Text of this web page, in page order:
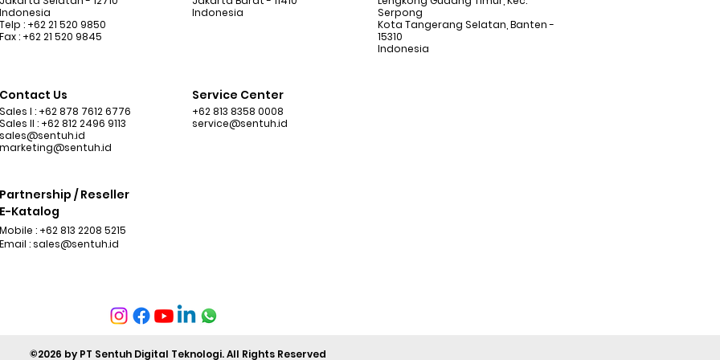
Indonesia
Telp : +62 21 520 9850
Fax : +62 21 520 9845
Indonesia
Serpong
Kota Tangerang Selatan, Banten -
15310
Indonesia
Contact Us
Sales I : +62 878 7612 6776
Sales II : +62 812 2496 9113
sales@sentuh.id
marketing@sentuh.id
Service Center
+62 813 8358 0008
service@sentuh.id
Partnership / Reseller
E-Katalog
Mobile : +62 813 2208 5215
Email : sales@sentuh.id
©2026 by PT Sentuh Digital Teknologi. All Rights Reserved